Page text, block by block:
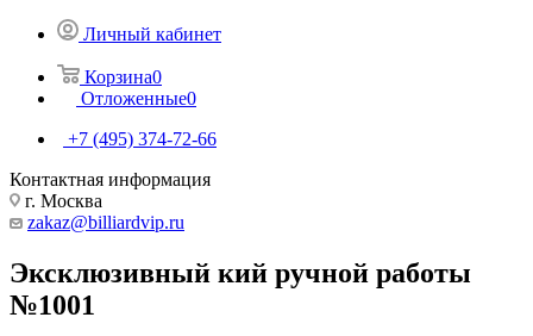
Личный кабинет
Корзина0
Отложенные0
+7 (495) 374-72-66
Контактная информация
г. Москва
zakaz@billiardvip.ru
Эксклюзивный кий ручной работы
№1001